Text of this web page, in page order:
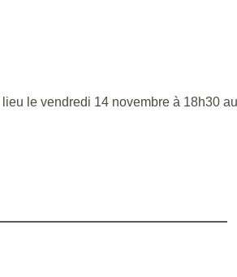
le vendredi 14 novembre à 18h30